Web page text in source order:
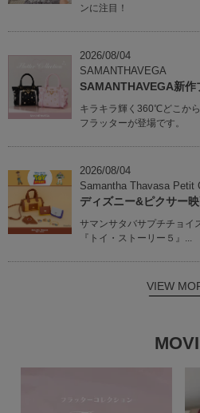
ンに注目！
2026/08/04
SAMANTHAVEGA
SAMANTHAVEGA新作
キラキラ輝く360℃どこか
フラッターが登場です。
2026/08/04
Samantha Thavasa Petit
ディズニー&ピクサー
サマンサタバサプチチョイ
『トイ・ストーリー５』...
VIEW